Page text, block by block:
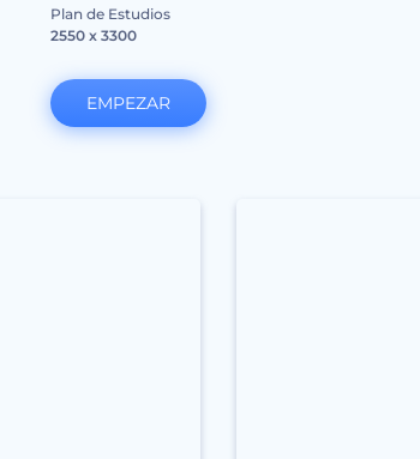
Plan de Estudios
2550 x 3300
EMPEZAR